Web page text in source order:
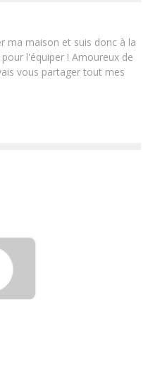
ma maison et suis donc à la
l'équiper ! Amoureux de
vous partager tout mes